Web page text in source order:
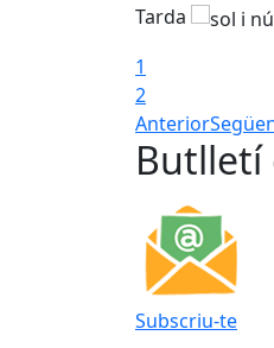
Tarda
1
2
Anterior
Subscriu-te